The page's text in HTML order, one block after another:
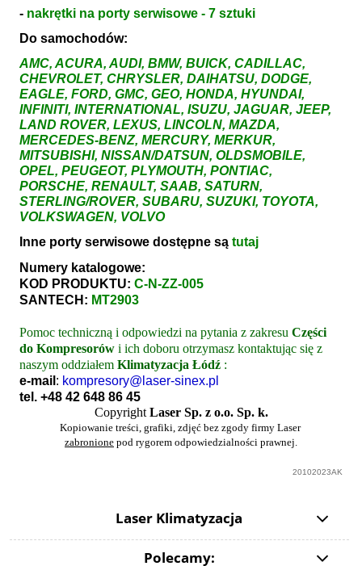
- nakrętki na porty serwisowe - 7 sztuki
Do samochodów:
AMC, ACURA, AUDI, BMW, BUICK, CADILLAC,
CHEVROLET, CHRYSLER, DAIHATSU, DODGE,
EAGLE, FORD, GMC, GEO, HONDA, HYUNDAI,
INFINITI, INTERNATIONAL, ISUZU, JAGUAR, JEEP,
LAND ROVER, LEXUS, LINCOLN, MAZDA,
MERCEDES-BENZ, MERCURY, MERKUR,
MITSUBISHI, NISSAN/DATSUN, OLDSMOBILE,
OPEL, PEUGEOT, PLYMOUTH, PONTIAC,
PORSCHE, RENAULT, SAAB, SATURN,
STERLING/ROVER, SUBARU, SUZUKI, TOYOTA,
VOLKSWAGEN, VOLVO
Inne porty serwisowe dostępne są tutaj
Numery katalogowe:
KOD PRODUKTU: C-N-ZZ-005
SANTECH: MT2903
Pomoc techniczną i odpowiedzi na pytania z zakresu Części
do Kompresorów i ich doboru otrzymasz kontaktując się z
naszym oddziałem Klimatyzacja Łódź :
e-mail : kompresory@laser-sinex.pl
tel. +48 42 648 86 45
Copyright Laser Sp. z o.o. Sp. k.
Kopiowanie treści, grafiki, zdjęć bez zgody firmy Laser
zabronione pod rygorem odpowiedzialności prawnej.
20102023AK
Laser Klimatyzacja
Polecamy: